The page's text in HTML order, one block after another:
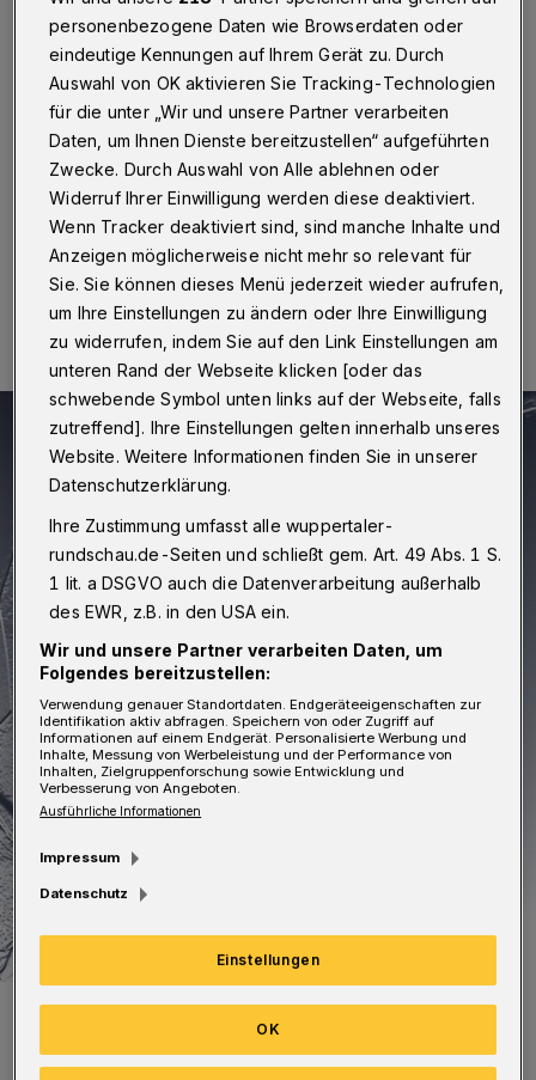
Wuppertal· Als ein 58-Jähriger am Mittwoch (22.
März 2017) gegen 9.30 Uhr in der S-Bahn-Linie 8 am
Bahnhof Wuppertal-Vohwinkel versehentlich von
einem anderen Mann angestoßen wurde, schlug er den
36-Jährigen mit einem Schirm und versprühte
22.03.2017 , 17:47 Uhr Eine Minute Lesezeit
Symbolfoto.
personenbezogene Daten wie Browserdaten oder
eindeutige Kennungen auf Ihrem Gerät zu. Durch
Auswahl von OK aktivieren Sie Tracking-Technologien
für die unter „Wir und unsere Partner verarbeiten
Daten, um Ihnen Dienste bereitzustellen“ aufgeführten
Zwecke. Durch Auswahl von Alle ablehnen oder
Widerruf Ihrer Einwilligung werden diese deaktiviert.
Wenn Tracker deaktiviert sind, sind manche Inhalte und
Anzeigen möglicherweise nicht mehr so relevant für
Sie. Sie können dieses Menü jederzeit wieder aufrufen,
um Ihre Einstellungen zu ändern oder Ihre Einwilligung
zu widerrufen, indem Sie auf den Link Einstellungen am
unteren Rand der Webseite klicken [oder das
schwebende Symbol unten links auf der Webseite, falls
zutreffend]. Ihre Einstellungen gelten innerhalb unseres
Website. Weitere Informationen finden Sie in unserer
Datenschutzerklärung.
Ihre Zustimmung umfasst alle wuppertaler-
rundschau.de-Seiten und schließt gem. Art. 49 Abs. 1 S.
1 lit. a DSGVO auch die Datenverarbeitung außerhalb
des EWR, z.B. in den USA ein.
Wir und unsere Partner verarbeiten Daten, um
Folgendes bereitzustellen:
Verwendung genauer Standortdaten. Endgeräteeigenschaften zur
Identifikation aktiv abfragen. Speichern von oder Zugriff auf
Informationen auf einem Endgerät. Personalisierte Werbung und
Inhalte, Messung von Werbeleistung und der Performance von
Inhalten, Zielgruppenforschung sowie Entwicklung und
Verbesserung von Angeboten.
Ausführliche Informationen
Impressum
Datenschutz
Einstellungen
OK